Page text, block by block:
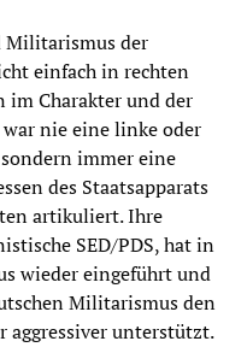
Militarismus der
einfach in rechten
im Charakter und der
nie eine linke oder
immer eine
des Staatsapparats
artikuliert. Ihre
SED/PDS, hat in
wieder eingeführt und
Militarismus den
aggressiver unterstützt.